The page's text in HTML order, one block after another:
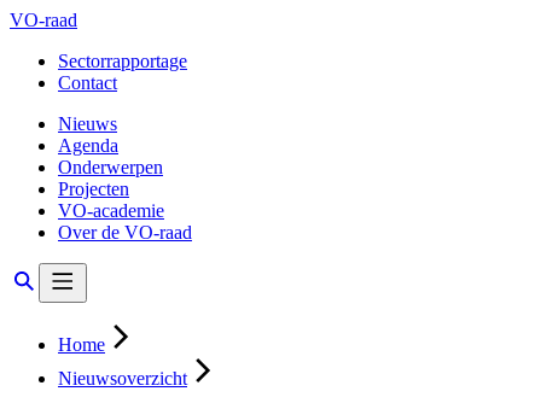
VO-raad
Sectorrapportage
Contact
Nieuws
Agenda
Onderwerpen
Projecten
VO-academie
Over de VO-raad
Home
Nieuwsoverzicht